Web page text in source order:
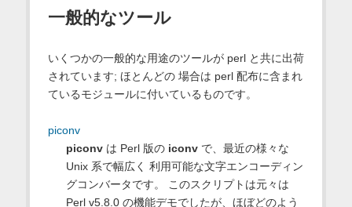
一般的なツール
いくつかの一般的な用途のツールが perl と共に出荷
されています; ほとんどの 場合は perl 配布に含まれ
ているモジュールに付いているものです。
piconv
piconvは Perl 版の iconvで、最近の様々な
Unix 系で幅広く 利用可能な文字エンコーディン
グコンバータです。 このスクリプトは元々は
Perl v5.8.0 の機能デモでしたが、ほぼどのよう